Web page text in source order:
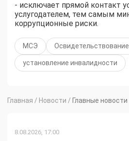
- исключает прямой контакт
услугодателем, тем самым
коррупционные риски.
МСЭ Освидетельствование
установление инвалидности
Главная / Новости / Главные новости
8.08.2026, 17:00